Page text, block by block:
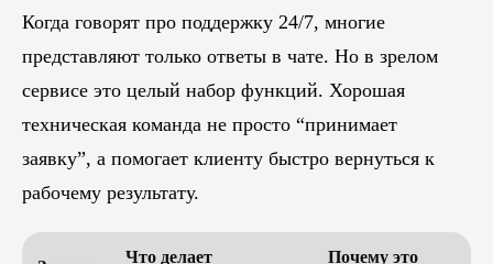
Когда говорят про поддержку 24/7, многие
представляют только ответы в чате. Но в зрелом
сервисе это целый набор функций. Хорошая
техническая команда не просто “принимает
заявку”, а помогает клиенту быстро вернуться к
рабочему результату.
Что делает
Почему это